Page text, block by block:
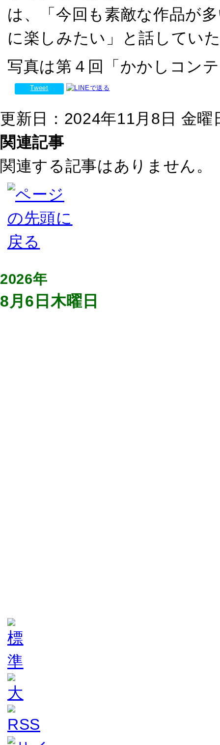
は、「今回も素敵な作品が
に楽しみたい」と話してい
写真は第４回「かかしコン
Tweet
更新日：2024年11月8日 金曜
関連記事
関連する記事はありません。
2026年
8月6日木曜日